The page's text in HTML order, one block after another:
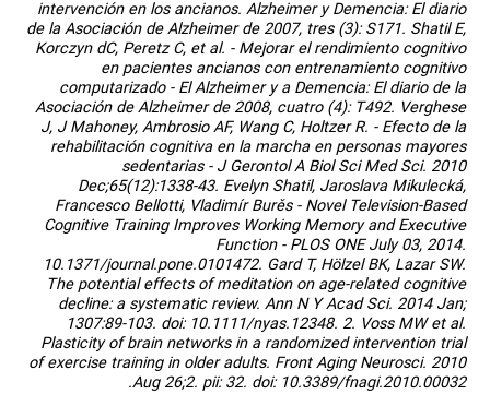
intervención en los ancianos. Alzheimer y Demencia: El diario
de la Asociación de Alzheimer de 2007, tres (3): S171. Shatil E,
Korczyn dC, Peretz C, et al. - Mejorar el rendimiento cognitivo
en pacientes ancianos con entrenamiento cognitivo
computarizado - El Alzheimer y a Demencia: El diario de la
Asociación de Alzheimer de 2008, cuatro (4): T492. Verghese
J, J Mahoney, Ambrosio AF, Wang C, Holtzer R. - Efecto de la
rehabilitación cognitiva en la marcha en personas mayores
sedentarias - J Gerontol A Biol Sci Med Sci. 2010
Dec;65(12):1338-43. Evelyn Shatil, Jaroslava Mikulecká,
Francesco Bellotti, Vladimír Burěs - Novel Television-Based
Cognitive Training Improves Working Memory and Executive
Function - PLOS ONE July 03, 2014.
10.1371/journal.pone.0101472. Gard T, Hölzel BK, Lazar SW.
The potential effects of meditation on age-related cognitive
decline: a systematic review. Ann N Y Acad Sci. 2014 Jan;
1307:89-103. doi: 10.1111/nyas.12348. 2. Voss MW et al.
Plasticity of brain networks in a randomized intervention trial
of exercise training in older adults. Front Aging Neurosci. 2010
Aug 26;2. pii: 32. doi: 10.3389/fnagi.2010.00032.